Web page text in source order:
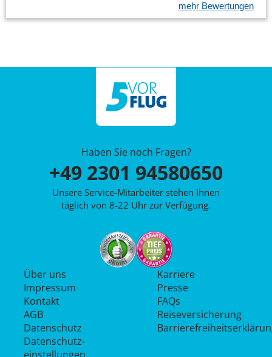
mehr Bewertungen
Haben Sie noch Fragen?
+49 2301 94580650
Unsere Service-Mitarbeiter stehen Ihnen
täglich von 8-22 Uhr zur Verfügung.
Über uns
Impressum
Kontakt
AGB
Datenschutz
Datenschutz­
Karriere
Presse
FAQs
Reiseversicherung